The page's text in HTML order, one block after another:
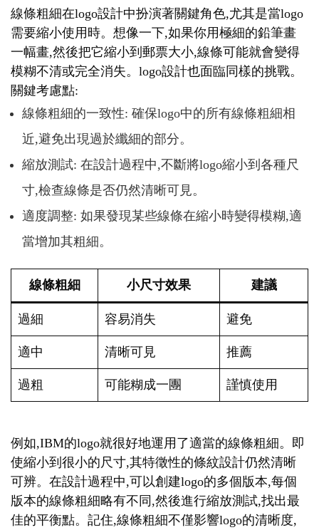
線條粗細在logo設計中扮演著關鍵角色,尤其是當logo
需要縮小使用時。想像一下,如果你用極細的鉛筆畫
一幅畫,然後把它縮小到郵票大小,線條可能就會變得
模糊不清或完全消失。logo設計也面臨同樣的挑戰。
關鍵考慮點:
線條粗細的一致性: 確保logo中的所有線條粗細相
近,避免出現過於纖細的部分。
縮放測試: 在設計過程中,不斷將logo縮小到各種尺
寸,檢查線條是否仍然清晰可見。
適度調整: 如果發現某些線條在縮小時變得模糊,適
當增加其粗細。
線條粗細 小尺寸效果 建議
過細 容易消失 避免
適中 清晰可見 推薦
過粗 可能糊成一團 謹慎使用
例如,IBM的logo就很好地運用了適當的線條粗細。即
使縮小到很小的尺寸,其特徵性的條紋設計仍然清晰
可辨。在設計過程中,可以創建logo的多個版本,每個
版本的線條粗細略有不同,然後進行縮放測試,找出最
佳的平衡點。記住,線條粗細不僅影響logo的清晰度,